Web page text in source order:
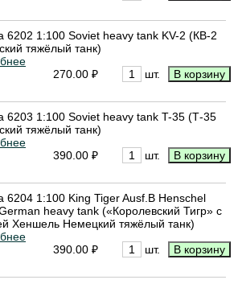
6202 1:100 Soviet heavy tank KV-2 (КВ-2
тяжёлый танк)
270.00 ₽
шт.
6203 1:100 Soviet heavy tank T-35 (Т-35
тяжёлый танк)
390.00 ₽
шт.
6204 1:100 King Tiger Ausf.B Henschel
heavy tank («Королевский Тигр» с
Хеншель Немецкий тяжёлый танк)
390.00 ₽
шт.